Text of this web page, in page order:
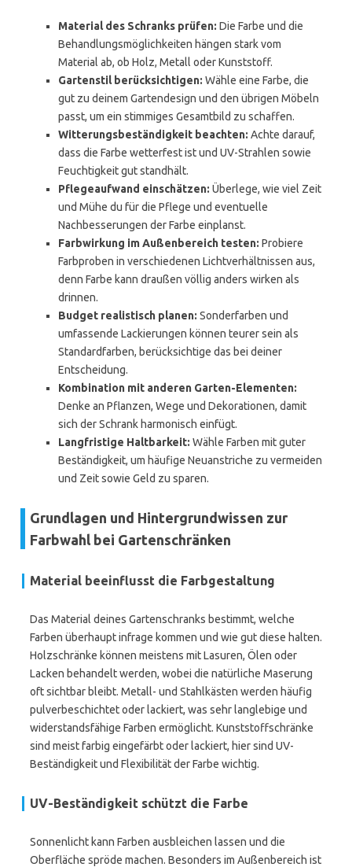
Material des Schranks prüfen: Die Farbe und die
Behandlungsmöglichkeiten hängen stark vom
Material ab, ob Holz, Metall oder Kunststoff.
Gartenstil berücksichtigen: Wähle eine Farbe, die
gut zu deinem Gartendesign und den übrigen Möbeln
passt, um ein stimmiges Gesamtbild zu schaffen.
Witterungsbeständigkeit beachten: Achte darauf,
dass die Farbe wetterfest ist und UV-Strahlen sowie
Feuchtigkeit gut standhält.
Pflegeaufwand einschätzen: Überlege, wie viel Zeit
und Mühe du für die Pflege und eventuelle
Nachbesserungen der Farbe einplanst.
Farbwirkung im Außenbereich testen: Probiere
Farbproben in verschiedenen Lichtverhältnissen aus,
denn Farbe kann draußen völlig anders wirken als
drinnen.
Budget realistisch planen: Sonderfarben und
umfassende Lackierungen können teurer sein als
Standardfarben, berücksichtige das bei deiner
Entscheidung.
Kombination mit anderen Garten-Elementen:
Denke an Pflanzen, Wege und Dekorationen, damit
sich der Schrank harmonisch einfügt.
Langfristige Haltbarkeit: Wähle Farben mit guter
Beständigkeit, um häufige Neuanstriche zu vermeiden
und Zeit sowie Geld zu sparen.
Grundlagen und Hintergrundwissen zur
Farbwahl bei Gartenschränken
Material beeinflusst die Farbgestaltung
Das Material deines Gartenschranks bestimmt, welche
Farben überhaupt infrage kommen und wie gut diese halten.
Holzschränke können meistens mit Lasuren, Ölen oder
Lacken behandelt werden, wobei die natürliche Maserung
oft sichtbar bleibt. Metall- und Stahlkästen werden häufig
pulverbeschichtet oder lackiert, was sehr langlebige und
widerstandsfähige Farben ermöglicht. Kunststoffschränke
sind meist farbig eingefärbt oder lackiert, hier sind UV-
Beständigkeit und Flexibilität der Farbe wichtig.
UV-Beständigkeit schützt die Farbe
Sonnenlicht kann Farben ausbleichen lassen und die
Oberfläche spröde machen. Besonders im Außenbereich ist